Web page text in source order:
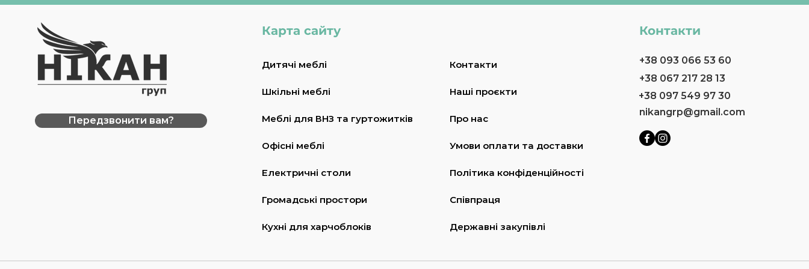
Передзвонити вам?
Карта сайту
Дитячі меблі
Шкільні меблі
Меблі для ВНЗ та гуртожитків
Офісні меблі
Електричні столи
Громадські простори
Кухні для харчоблоків
Контакти
Наші проєкти
Про нас
Умови оплати та доставки
Політика конфіденційності
Співпраця
Державні закупівлі
Контакти
+38 093 066 53 60
+38 067 217 28 13
nikangrp@gmail.com
+38 097 549 97 30